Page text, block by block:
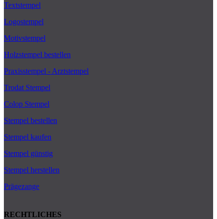
Textstempel
Logostempel
Motivstempel
Holzstempel bestellen
Praxisstempel - Arztstempel
Trodat Stempel
Colop Stempel
Stempel bestellen
Stempel kaufen
Stempel günstig
Stempel herstellen
Prägezange
RECHTLICHES